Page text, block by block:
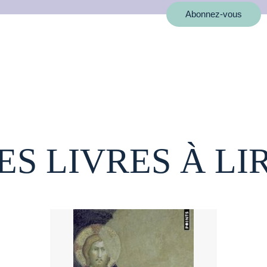
Abonnez-vous
LIVRES À